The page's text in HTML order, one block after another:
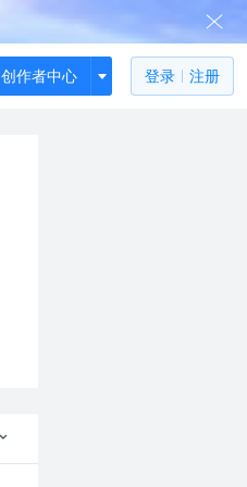
创作者中心 登录 注册